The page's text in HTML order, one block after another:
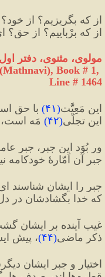
از که بگریزیم؟ از
از که برْباییم؟ از حق؟
مولوی، مثنوی، دفتر اول،
Book # 1,
Line # 1464
این مَعِیَّت(۴۱) با حق
این تجلّیِ(۴۲) مَه است،
ور بُوَد این جبر، جبرِ
جبرِ آن اَمّارهٔ خودکامه
جبر را ایشان شناسند
که خدا بگشادشان در
غیبِ آینده بر ایشان
ذکرِ ماضی(۴۴)، پیش
اختیار و جبرِ ایشان